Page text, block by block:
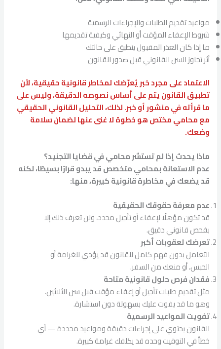
مواعيد تقديم الطلبات والإجراءات الرسمية
شروط الإعفاء المؤقت أو النهائي وكيفية تقديمها
ما إذا كان العذر المقبول ينطبق على حالتك
أثر تجاوز السن القانوني قبل صدور القانون
الاعتماد على مجرد خبر يُعرّضك لمخاطر قانونية حقيقية، لأن
تطبيق القانون يتم على أساس نصوصه الدقيقة، وليس على
ما قرأته في منشور أو خبر. لذلك، التحليل القانوني الحقيقي
مع محامي مختص هو خطوة لا غنى عنها لضمان سلامة
وضعك.
ماذا يحدث إذا لم تستشر محامي في قضايا التجنيد؟
عدم الاستعانة بمحامي متخصص قد يبدو قرارًا بسيطًا، لكنه
قد يضعك في مخاطرة قانونية كبيرة، منها:
عدم معرفة حقوقك الحقيقية
قد تكون مؤهلًا لإعفاء أو تأجيل محدد، ولن تعرف ذلك إلا
بفحص قانوني دقيق.
تعرضك لعقوبات أكبر
التعامل بدون فهم كامل للقانون قد يؤدي للغرامة أو
الحبس، أو منعك من السفر.
فقدان فرص حلول قانونية متاحة
مثل تقديم طلبات تأجيل أو إعفاء مؤقت قبل سن الثلاثين،
وهو ما قد يفوت عليك بسهولة دون استشارة.
تفويت المواعيد الرسمية
القانون يحتوي على إجراءات دقيقة ومواعيد محددة — أي
خطأ في التوقيت وحده قد يكلفك غرامة كبيرة.